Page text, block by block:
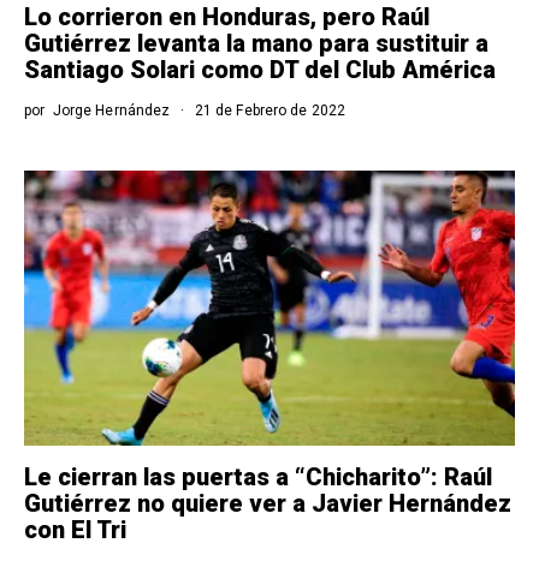
Lo corrieron en Honduras, pero Raúl
Gutiérrez levanta la mano para sustituir a
Santiago Solari como DT del Club América
por Jorge Hernández 21 de Febrero de 2022
Le cierran las puertas a “Chicharito”: Raúl
Gutiérrez no quiere ver a Javier Hernández
con El Tri